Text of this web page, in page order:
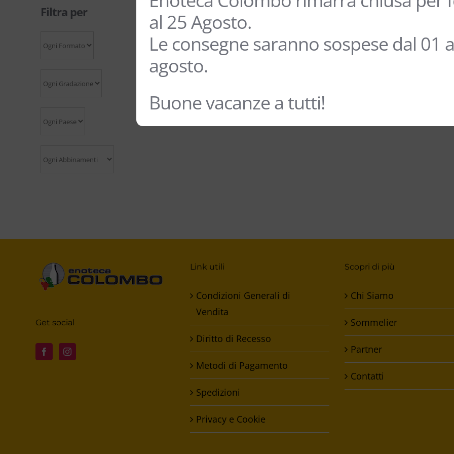
Filtra per
Get social
Link utili
Condizioni Generali di
Vendita
Diritto di Recesso
Metodi di Pagamento
Spedizioni
Privacy e Cookie
Scopri di più
Chi Siamo
Sommelier
Partner
Contatti
al 25 Agosto.
Le consegne saranno sospese dal 01
agosto.
Buone vacanze a tutti!